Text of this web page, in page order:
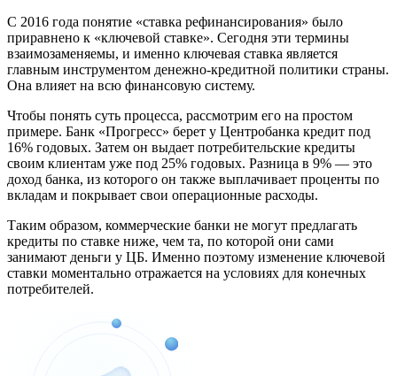
С 2016 года понятие «ставка рефинансирования» было
приравнено к «ключевой ставке». Сегодня эти термины
взаимозаменяемы, и именно ключевая ставка является
главным инструментом денежно-кредитной политики страны.
Она влияет на всю финансовую систему.
Чтобы понять суть процесса, рассмотрим его на простом
примере. Банк «Прогресс» берет у Центробанка кредит под
16% годовых. Затем он выдает потребительские кредиты
своим клиентам уже под 25% годовых. Разница в 9% — это
доход банка, из которого он также выплачивает проценты по
вкладам и покрывает свои операционные расходы.
Таким образом, коммерческие банки не могут предлагать
кредиты по ставке ниже, чем та, по которой они сами
занимают деньги у ЦБ. Именно поэтому изменение ключевой
ставки моментально отражается на условиях для конечных
потребителей.